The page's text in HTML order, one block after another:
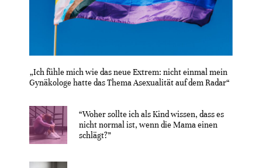
„Ich fühle mich wie das neue Extrem: nicht einmal mein
Gynäkologe hatte das Thema Asexualität auf dem Radar“
“Woher sollte ich als Kind wissen, dass es
nicht normal ist, wenn die Mama einen
schlägt?”